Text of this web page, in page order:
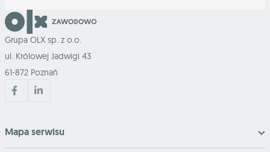
Grupa OLX sp. z o.o.
ul. Królowej Jadwigi 43
61-872 Poznań
Mapa serwisu